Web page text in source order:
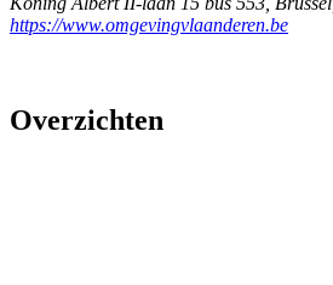
https://www.omgevingvlaanderen.be
Overzichten